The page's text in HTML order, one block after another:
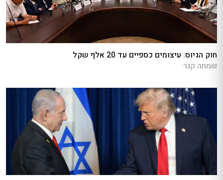
חוק הגיוס: עיצומים כספיים עד 20 אלף שקל
שמחה קנר